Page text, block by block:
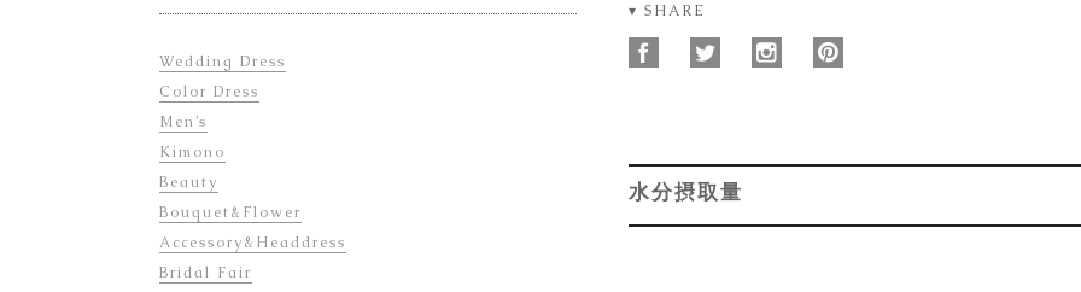
▾ SHARE
水分摂取量
Wedding Dress
Color Dress
Men’s
Kimono
Beauty
Bouquet&Flower
Accessory&Headdress
Bridal Fair